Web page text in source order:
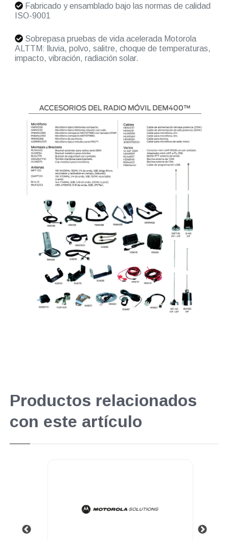
Fabricado y ensamblado bajo las normas de calidad
ISO-9001
Sobrepasa pruebas de vida acelerada Motorola
ALTTM: lluvia, polvo, salitre, choque de temperaturas,
impacto, vibración, radiación solar.
Productos relacionados
con este artículo